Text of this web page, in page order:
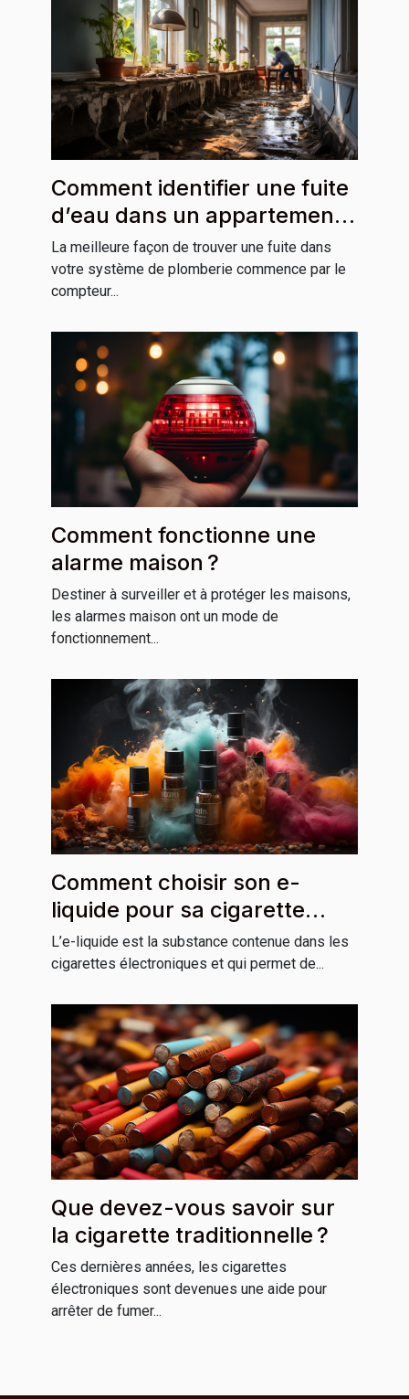
Comment identifier une fuite
d’eau dans un appartement
ou une maison ?
La meilleure façon de trouver une fuite dans
votre système de plomberie commence par le
compteur...
Comment fonctionne une
alarme maison ?
Destiner à surveiller et à protéger les maisons,
les alarmes maison ont un mode de
fonctionnement...
Comment choisir son e-
liquide pour sa cigarette
électronique ?
L’e-liquide est la substance contenue dans les
cigarettes électroniques et qui permet de...
Que devez-vous savoir sur
la cigarette traditionnelle ?
Ces dernières années, les cigarettes
électroniques sont devenues une aide pour
arrêter de fumer...